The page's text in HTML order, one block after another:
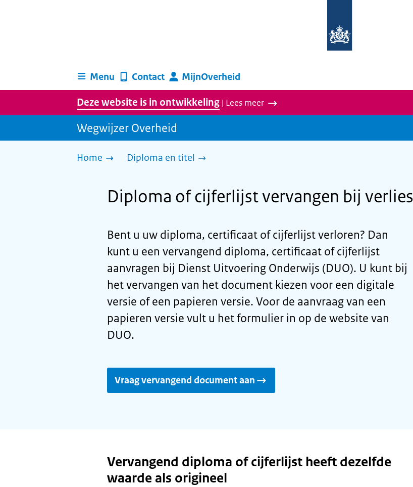
homepage
Menu
Contact MijnOverheid
Deze website is in ontwikkeling | Lees meer
Wegwijzer Overheid
Home Diploma en titel
Diploma of cijferlijst vervangen bij verlies
Bent u uw diploma, certificaat of cijferlijst verloren? Dan
kunt u een vervangend diploma, certificaat of cijferlijst
aanvragen bij Dienst Uitvoering Onderwijs (DUO). U kunt bij
het vervangen van het document kiezen voor een digitale
versie of een papieren versie. Voor de aanvraag van een
papieren versie vult u het formulier in op de website van
DUO.
Vraag vervangend document aan
Vervangend diploma of cijferlijst heeft dezelfde
waarde als origineel